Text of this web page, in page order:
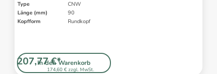
Type
CNW
Länge (mm)
90
Kopfform
Rundkopf
In den Warenkorb
174,60 € zzgl. MwSt.
207,77 €*